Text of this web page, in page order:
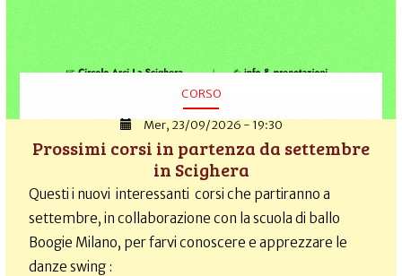
CORSO
Mer, 23/09/2026 - 19:30
Prossimi corsi in partenza da settembre
in Scighera
Questi i nuovi interessanti corsi che partiranno a
settembre, in collaborazione con la scuola di ballo
Boogie Milano, per farvi conoscere e apprezzare le
danze swing :